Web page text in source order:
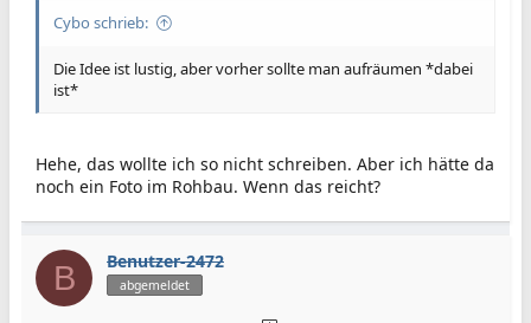
Cybo schrieb:
Die Idee ist lustig, aber vorher sollte man aufräumen *dabei
ist*
Hehe, das wollte ich so nicht schreiben. Aber ich hätte da
noch ein Foto im Rohbau. Wenn das reicht?
B Benutzer-2472
abgemeldet